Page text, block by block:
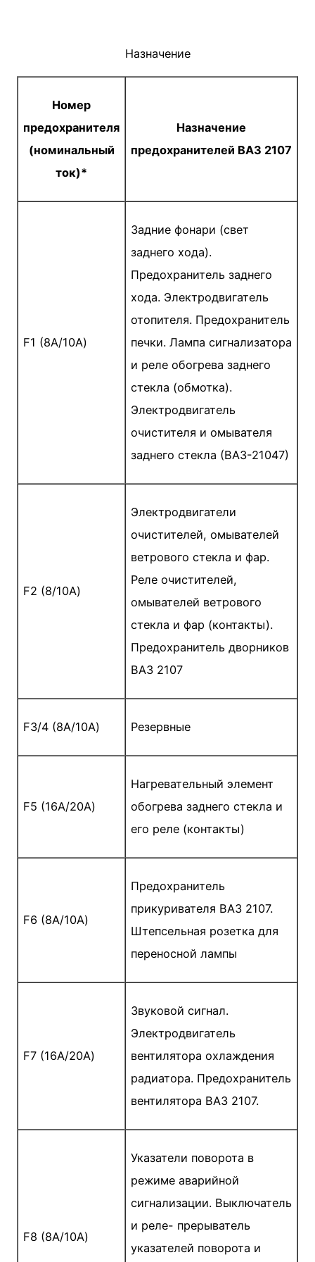
Назначение
Номер
предохранителя
(номинальный
ток)*
Назначение
предохранителей ВАЗ 2107
F1 (8А/10А)
Задние фонари (свет
заднего хода).
Предохранитель заднего
хода. Электродвигатель
отопителя. Предохранитель
печки. Лампа сигнализатора
и реле обогрева заднего
стекла (обмотка).
Электродвигатель
очистителя и омывателя
заднего стекла (ВАЗ-21047)
F2 (8/10А)
Электродвигатели
очистителей, омывателей
ветрового стекла и фар.
Реле очистителей,
омывателей ветрового
стекла и фар (контакты).
Предохранитель дворников
ВАЗ 2107
F3/4 (8А/10А) Резервные
F5 (16А/20А)
Нагревательный элемент
обогрева заднего стекла и
его реле (контакты)
F6 (8А/10А)
Предохранитель
прикуривателя ВАЗ 2107.
Штепсельная розетка для
переносной лампы
F7 (16А/20А)
Звуковой сигнал.
Электродвигатель
вентилятора охлаждения
радиатора. Предохранитель
вентилятора ВАЗ 2107.
F8 (8А/10А)
Указатели поворота в
режиме аварийной
сигнализации. Выключатель
и реле- прерыватель
указателей поворота и